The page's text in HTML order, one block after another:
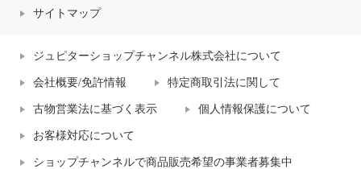
サイトマップ
ジュピターショップチャンネル株式会社について
会社概要/免許情報 特定商取引法に関して
古物営業法に基づく表示 個人情報保護について
お客様対応について
ショップチャンネルで商品販売希望の事業者募集中